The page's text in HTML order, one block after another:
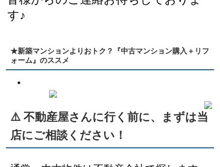
す♪
★新築マンションよりおトク？『中古マンション購入＋リフ
ォーム』のススメ
⚠️ 不動産屋さんに行く前に、まずは当
店にご相談ください！